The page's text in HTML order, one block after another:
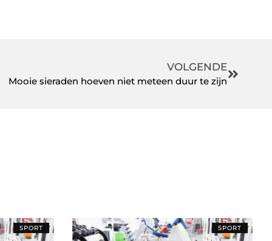
VOLGENDE
Mooie sieraden hoeven niet meteen duur te zijn
SPORT SPORT